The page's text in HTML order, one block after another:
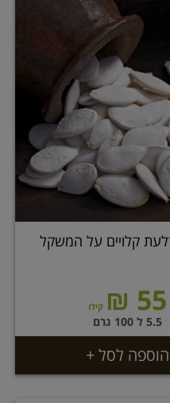
קלויים על המשקל
55 ₪ קילו
5.5 ל 100 גרם
הוספה לסל +